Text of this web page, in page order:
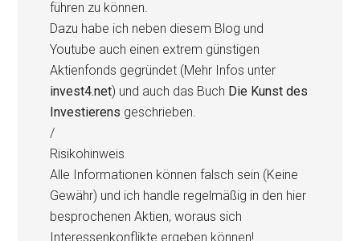
führen zu können.
Dazu habe ich neben diesem Blog und
Youtube auch einen extrem günstigen
Aktienfonds gegründet (Mehr Infos unter
invest4.net) und auch das Buch Die Kunst des
Investierens geschrieben.
/
Risikohinweis
Alle Informationen können falsch sein (Keine
Gewähr) und ich handle regelmäßig in den hier
besprochenen Aktien, woraus sich
Interessenkonflikte ergeben können!